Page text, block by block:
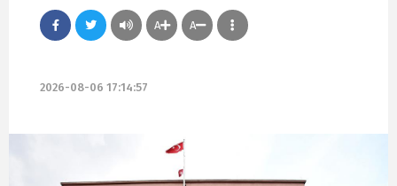
A A
2026-08-06 17:14:57